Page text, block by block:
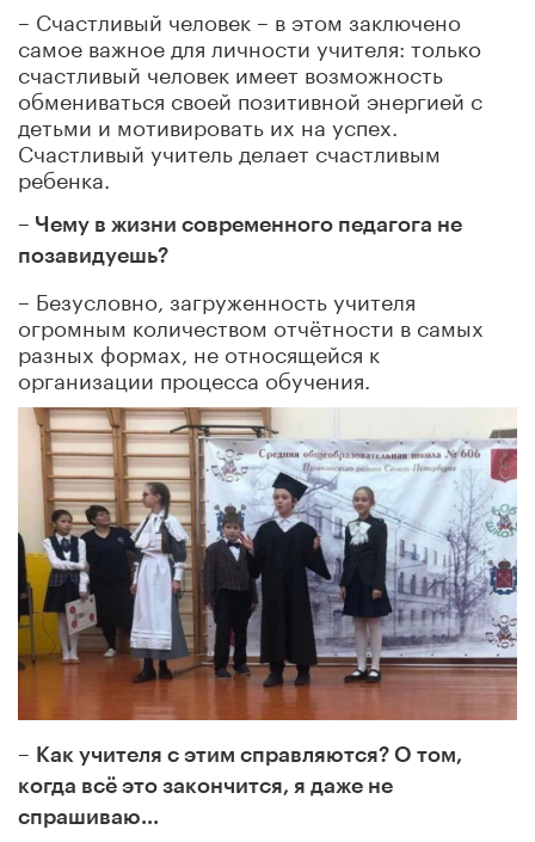
– Счастливый человек – в этом заключено
самое важное для личности учителя: только
счастливый человек имеет возможность
обмениваться своей позитивной энергией с
детьми и мотивировать их на успех.
Счастливый учитель делает счастливым
ребенка.
– Чему в жизни современного педагога не
позавидуешь?
– Безусловно, загруженность учителя
огромным количеством отчётности в самых
разных формах, не относящейся к
организации процесса обучения.
– Как учителя с этим справляются? О том,
когда всё это закончится, я даже не
спрашиваю...